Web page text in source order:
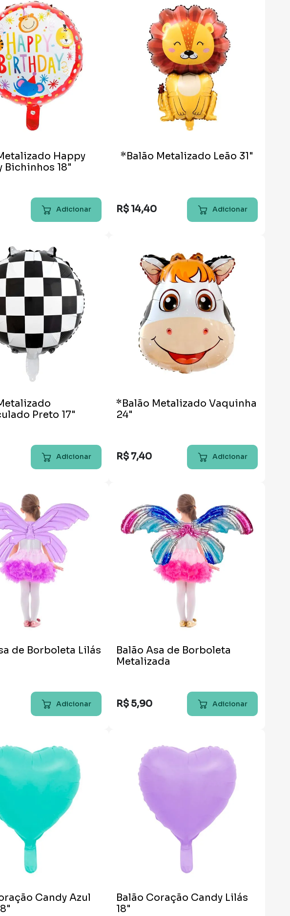
Happy
Bichinhos 18"
Adicionar
*Balão Metalizado Leão 31"
R$ 14,40 Adicionar
Preto 17"
Adicionar
*Balão Metalizado Vaquinha
24"
R$ 7,40 Adicionar
de Borboleta Lilás
Adicionar
Balão Asa de Borboleta
Metalizada
R$ 5,90 Adicionar
Candy Azul
Balão Coração Candy Lilás
18"